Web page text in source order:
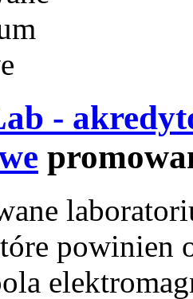
-
powinien